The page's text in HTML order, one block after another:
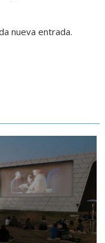
nueva entrada.